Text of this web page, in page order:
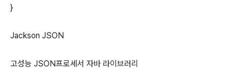
}
Jackson JSON
고성능 JSON프로세서 자바 라이브러리